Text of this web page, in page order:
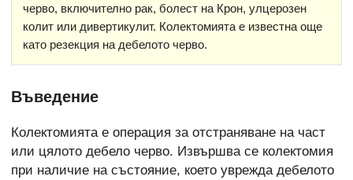
черво, включително рак, болест на Крон, улцерозен
колит или дивертикулит. Колектомията е известна още
като резекция на дебелото черво.
Въведение
Колектомията е операция за отстраняване на част
или цялото дебело черво. Извършва се колектомия
при наличие на състояние, което уврежда дебелото